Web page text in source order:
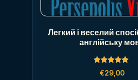
Легкий і веселий
англійську
Rated
5.00
€29,00